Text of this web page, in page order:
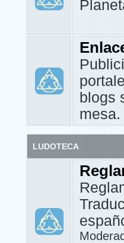
blogs
mesa.
LUDOTECA